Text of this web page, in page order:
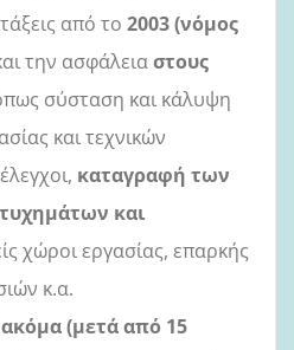
από το 2003 (νόμος
την ασφάλειαστους
σύσταση και κάλυψη
και τεχνικών
καταγραφή των
και
χώροι εργασίας, επαρκής
κ.α.
(μετά από 15